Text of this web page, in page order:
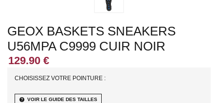
GEOX BASKETS SNEAKERS
U56MPA C9999 CUIR NOIR
CHOISISSEZ VOTRE POINTURE :
help VOIR LE GUIDE DES TAILLES